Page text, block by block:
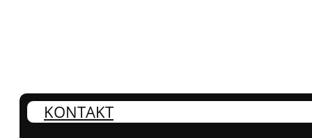
KONTAKT